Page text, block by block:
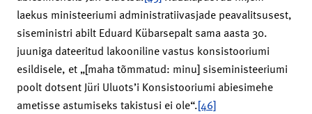
laekus ministeeriumi administratiivasjade peavalitsusest,
siseministri abilt Eduard Kübarsepalt sama aasta 30.
juuniga dateeritud lakooniline vastus konsistooriumi
esildisele, et „[maha tõmmatud: minu] siseministeeriumi
poolt dotsent Jüri Uluots’i Konsistooriumi abiesimehe
ametisse astumiseks takistusi ei ole“.[46]